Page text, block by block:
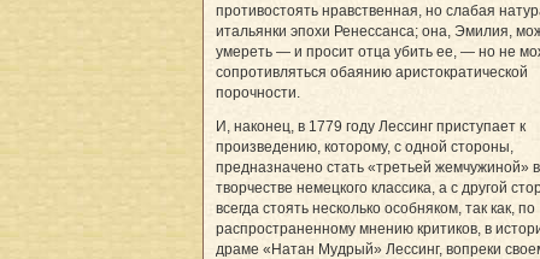
противостоять нравственная, но слабая
итальянки эпохи Ренессанса; она, Эмилия,
умереть — и просит отца убить ее, — но не
сопротивляться обаянию аристократической
порочности.
И, наконец, в 1779 году Лессинг приступает к
произведению, которому, с одной стороны,
предназначено стать «третьей жемчужиной» в
творчестве немецкого классика, а с другой
всегда стоять несколько особняком, так как, по
распространенному мнению критиков, в
драме «Натан Мудрый» Лессинг, вопреки